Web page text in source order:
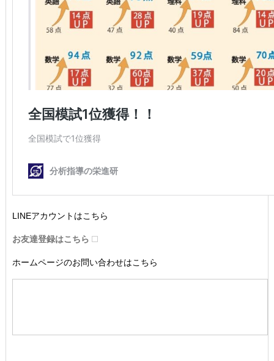
LINEアカウントはこちら
お友達登録はこちら
ホームページのお問い合わせはこちら